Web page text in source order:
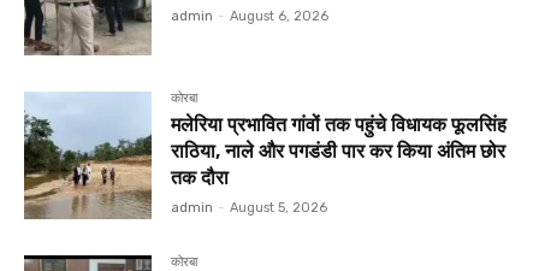
admin - August 6, 2026
कोरबा
मलेरिया प्रभावित गांवों तक पहुंचे विधायक फूलसिंह
राठिया, नाले और पगडंडी पार कर किया अंतिम छोर
तक दौरा
admin - August 5, 2026
कोरबा